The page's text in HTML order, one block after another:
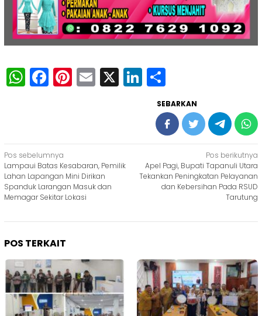
WhatsApp
Facebook
Pinterest
Email
X LinkedIn
SEBARKAN
Navigasi
pos
Pos sebelumnya
Lampaui Batas Kesabaran, Pemilik
Lahan Lapangan Mini Dirikan
Spanduk Larangan Masuk dan
Memagar Sekitar Lokasi
Pos berikutnya
Apel Pagi, Bupati Tapanuli Utara
Tekankan Peningkatan Pelayanan
dan Kebersihan Pada RSUD
Tarutung
POS TERKAIT